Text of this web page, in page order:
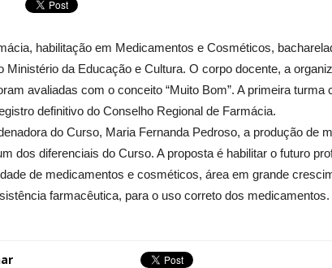
habilitação em Medicamentos e Cosméticos,
Ministério da Educação e Cultura. O corpo docente, a
avaliadas com o conceito “Muito Bom”. A primeira turma
definitivo do Conselho Regional de Farmácia.
do Curso, Maria Fernanda Pedroso, a produção de
dos diferenciais do Curso. A proposta é habilitar o futuro
de medicamentos e cosméticos, área em grande
farmacêutica, para o uso correto dos medicamentos.